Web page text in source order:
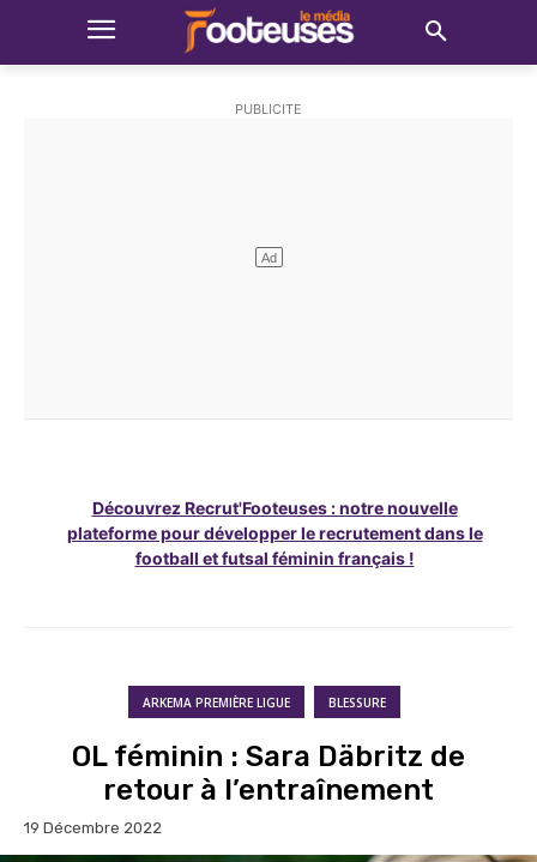
Découvrez Recrut'Footeuses : notre nouvelle
plateforme pour développer le recrutement dans le
football et futsal féminin français !
ARKEMA PREMIÈRE LIGUE BLESSURE
OL féminin : Sara Däbritz de
retour à l’entraînement
19 Décembre 2022